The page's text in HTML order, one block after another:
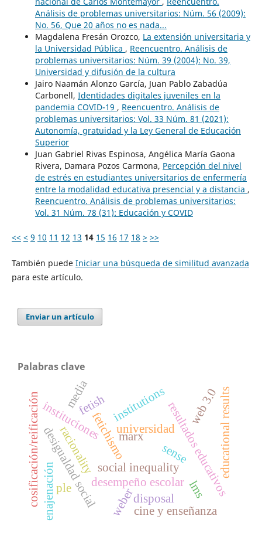
Análisis de problemas universitarios: Núm. 56 (2009):
No. 56, Que 20 años no es nada...
Magdalena Fresán Orozco, La extensión universitaria y
la Universidad Pública , Reencuentro. Análisis de
problemas universitarios: Núm. 39 (2004): No. 39,
Universidad y difusión de la cultura
Jairo Naamán Alonzo García, Juan Pablo Zabadúa
Carbonell, Identidades digitales juveniles en la
pandemia COVID-19 , Reencuentro. Análisis de
problemas universitarios: Vol. 33 Núm. 81 (2021):
Autonomía, gratuidad y la Ley General de Educación
Superior
Juan Gabriel Rivas Espinosa, Angélica María Gaona
Rivera, Damara Pozos Carmona, Percepción del nivel
de estrés en estudiantes universitarios de enfermería
entre la modalidad educativa presencial y a distancia ,
Reencuentro. Análisis de problemas universitarios:
Vol. 31 Núm. 78 (31): Educación y COVID
<< < 9 10 11 12 13 14 15 16 17 18 > >>
También puede Iniciar una búsqueda de similitud avanzada
para este artículo.
Enviar un artículo
Palabras clave
universidad
fetichismo resultados educativos
desempeño escolar
social inequality
desigualdad social
racionality
weber
institutions
instituciones
fetish
disposal
enajenación
cosificación/reificación marx educational results
media
cine y enseñanza
ple lms
web 3.0
sense